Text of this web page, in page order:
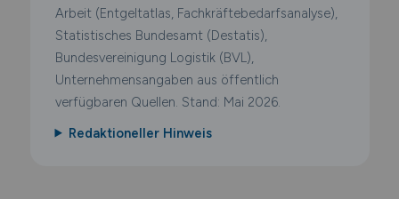
Arbeit (Entgeltatlas, Fachkräftebedarfsanalyse),
Statistisches Bundesamt (Destatis),
Bundesvereinigung Logistik (BVL),
Unternehmensangaben aus öffentlich
verfügbaren Quellen. Stand: Mai 2026.
Redaktioneller Hinweis